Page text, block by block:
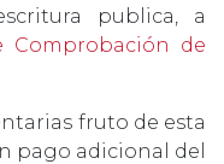
publica, a
Comprobación de
fruto de esta
pago adicional del